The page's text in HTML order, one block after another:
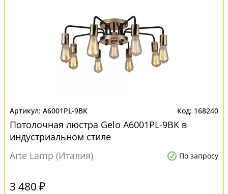
A6001PL-9BK 168240
Потолочная люстра Gelo A6001PL-9BK в
индустриальном стиле
Arte Lamp (Италия)
По запросу
3 480 ₽